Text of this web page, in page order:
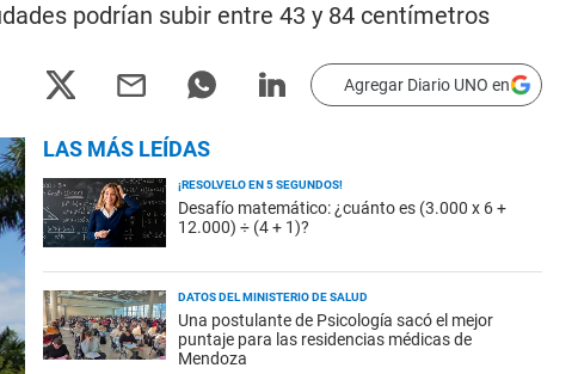
podrían subir entre 43 y 84 centímetros
Agregar Diario UNO en
LAS MÁS LEÍDAS
¡RESOLVELO EN 5 SEGUNDOS!
Desafío matemático: ¿cuánto es (3.000 x 6 +
12.000) ÷ (4 + 1)?
DATOS DEL MINISTERIO DE SALUD
Una postulante de Psicología sacó el mejor
puntaje para las residencias médicas de
Mendoza